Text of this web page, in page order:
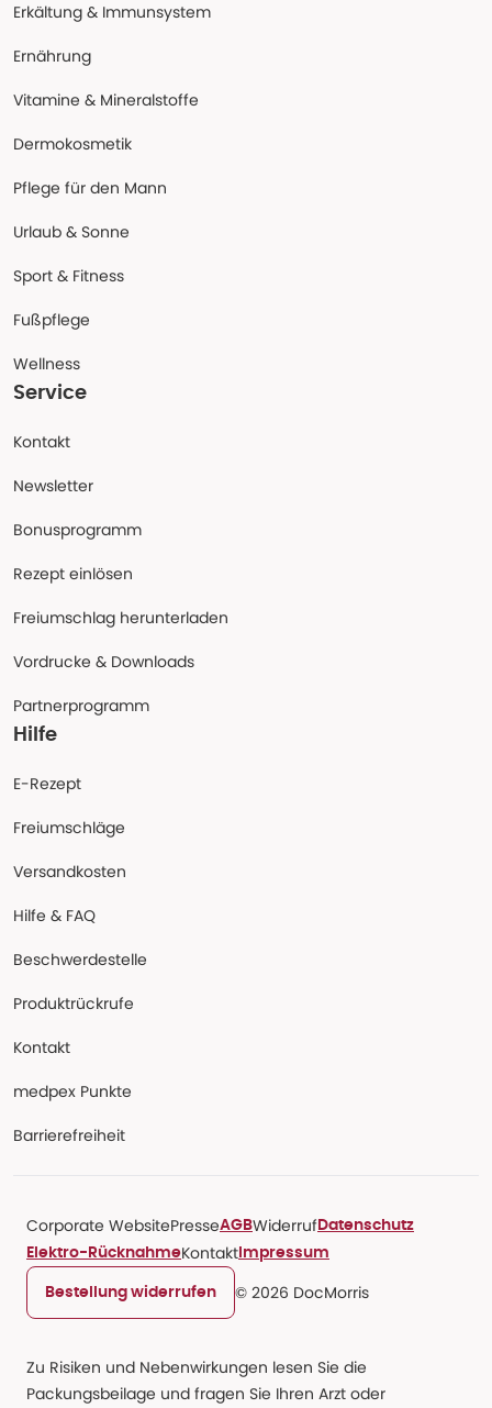
Erkältung & Immunsystem
Ernährung
Vitamine & Mineralstoffe
Dermokosmetik
Pflege für den Mann
Urlaub & Sonne
Sport & Fitness
Fußpflege
Wellness
Service
Kontakt
Newsletter
Bonusprogramm
Rezept einlösen
Freiumschlag herunterladen
Vordrucke & Downloads
Partnerprogramm
Hilfe
E-Rezept
Freiumschläge
Versandkosten
Hilfe & FAQ
Beschwerdestelle
Produktrückrufe
Kontakt
medpex Punkte
Barrierefreiheit
Corporate WebsitePresseAGBWiderruf Datenschutz
Elektro-RücknahmeKontakt Impressum
Bestellung widerrufen © 2026 DocMorris
Zu Risiken und Nebenwirkungen lesen Sie die
Packungsbeilage und fragen Sie Ihren Arzt oder